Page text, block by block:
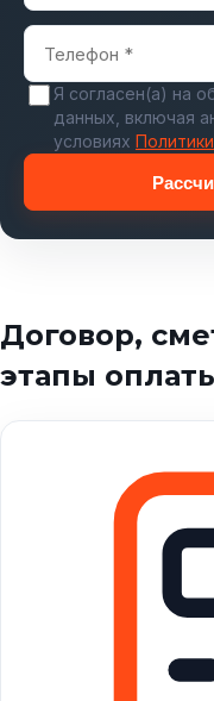
Я согласен(а) на
данных, включая
условиях
Договор,
этапы